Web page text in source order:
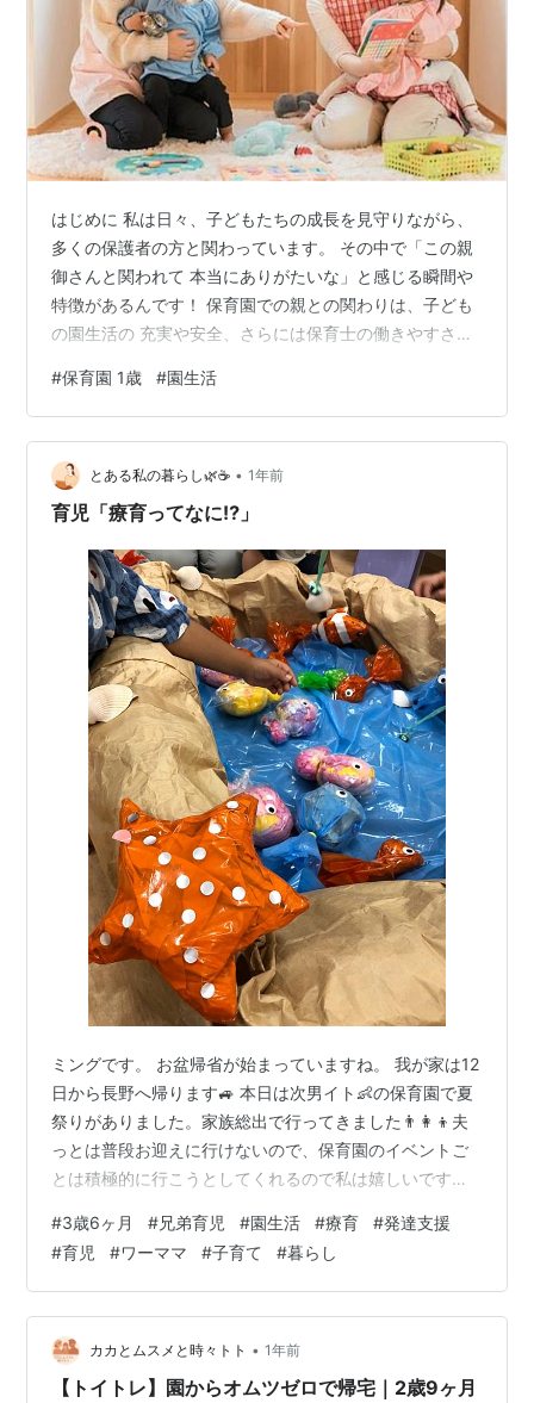
はじめに 私は日々、子どもたちの成長を見守りながら、
多くの保護者の方と関わっています。 その中で「この親
御さんと関われて 本当にありがたいな」と感じる瞬間や
特徴があるんです！ 保育園での親との関わりは、子ども
の園生活の 充実や安全、さらには保育士の働きやすさに
特徴」と「園生活がスムーズになる 関わり方」につい
て、現場の声を交えながら 詳しくお伝えできたらと思い
ます！ 1. 保育士がありがたいと思う親の特徴とは？ 1-1.
子どもの様子をよく観察している ありがたい親御さんの
第一歩は 「子どもの変化や様子をよく見ていること」 で
#保育園 1歳 #園生活
とある私の暮らし🌿☕️ • 1年前
育児「療育ってなに⁉️」
ミングです。 お盆帰省が始まっていますね。 我が家は12
日から長野へ帰ります🚙 本日は次男イト👶の保育園で夏
祭りがありました。家族総出で行ってきました👨👩👦夫
っとは普段お迎えに行けないので、保育園のイベントご
とは積極的に行こうとしてくれるので私は嬉しいです。
えに行くと 担任先生: あっ！お母さんちょっといいです
か？ 私: アタ、また何かしました⁉️💦 担任先生:あ、いえ
いえそうゆう話ではないんですが・・・ アタですが、保
育園お迎えに行くと度々お友達が嫌がることをふざけて
やる姿を何度か目にしました。アタに〇〇されたといい
つ…
#3歳6ヶ月 #兄弟育児 #園生活 #療育 #発達支援
#育児 #ワーママ #子育て #暮らし
カカとムスメと時々トト • 1年前
【トイトレ】園からオムツゼロで帰宅｜2歳9ヶ月